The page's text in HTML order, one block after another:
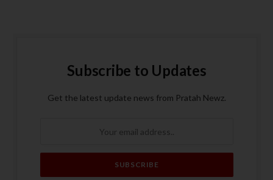
Subscribe to Updates
Get the latest update news from Pratah Newz.